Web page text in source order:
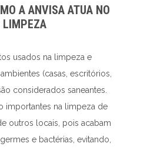
A ANVISA ATUA NO
LIMPEZA
usados na limpeza e
(casas, escritórios,
considerados saneantes.
importantes na limpeza de
outros locais, pois acabam
e bactérias, evitando,